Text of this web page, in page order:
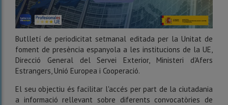
Butlletí de periodicitat setmanal editada per la Unitat de
foment de presència espanyola a les institucions de la UE,
Direcció General del Servei Exterior, Ministeri d'Afers
Estrangers, Unió Europea i Cooperació.
El seu objectiu és facilitar l'accés per part de la ciutadania
a informació rellevant sobre diferents convocatòries de